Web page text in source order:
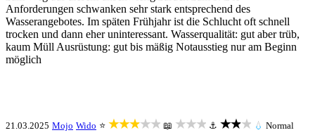
Anforderungen schwanken sehr stark entsprechend des
Wasserangebotes. Im späten Frühjahr ist die Schlucht oft schnell
trocken und dann eher uninteressant. Wasserqualität: gut aber trüb,
kaum Müll Ausrüstung: gut bis mäßig Notausstieg nur am Beginn
möglich
21.03.2025 Mojo Wido ⭐ ★★★★★ 📖 ★★★ ⚓ ★★★ 💧 Normal